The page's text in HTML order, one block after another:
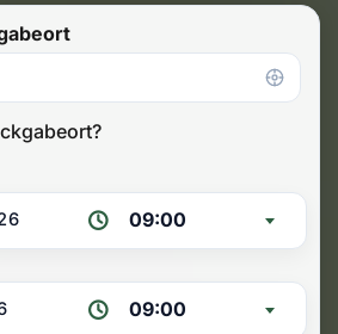
09:00
09:00